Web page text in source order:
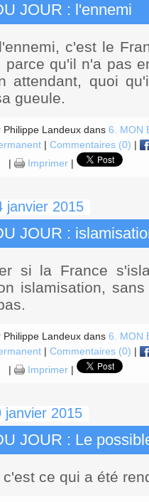
JOUR : l'ennemi
c'est le
parce qu'il n'a pas
attendant, quoi
gueule.
Philippe Landeux dans 6. MON
| Commentaires (0) |
|
Imprimer|
janvier 2015
JOUR :
si la France
islamisation,
Philippe Landeux dans 6. MON
| Commentaires (0) |
|
Imprimer|
janvier 2015
JOUR : Le
ce qui a été